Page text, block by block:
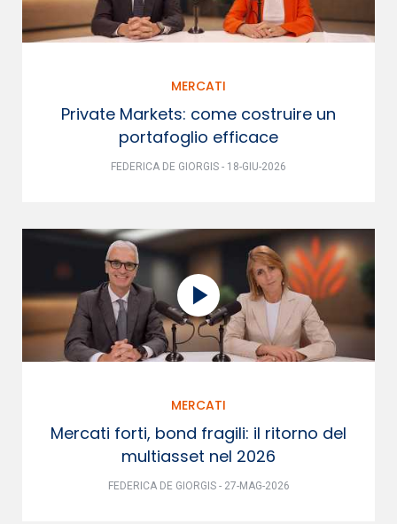
MERCATI
Private Markets: come costruire un
portafoglio efficace
FEDERICA DE GIORGIS - 18-GIU-2026
MERCATI
Mercati forti, bond fragili: il ritorno del
multiasset nel 2026
FEDERICA DE GIORGIS - 27-MAG-2026